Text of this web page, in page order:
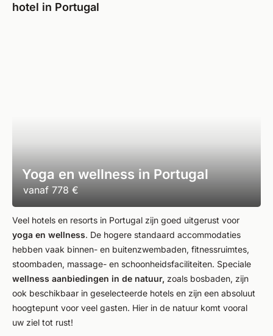
hotel in Portugal
Yoga en wellness in Portugal
vanaf 778 €
Veel hotels en resorts in Portugal zijn goed uitgerust voor
yoga en wellness. De hogere standaard accommodaties
hebben vaak binnen- en buitenzwembaden, fitnessruimtes,
stoombaden, massage- en schoonheidsfaciliteiten. Speciale
wellness aanbiedingen in de natuur, zoals bosbaden, zijn
ook beschikbaar in geselecteerde hotels en zijn een absoluut
hoogtepunt voor veel gasten. Hier in de natuur komt vooral
uw ziel tot rust!